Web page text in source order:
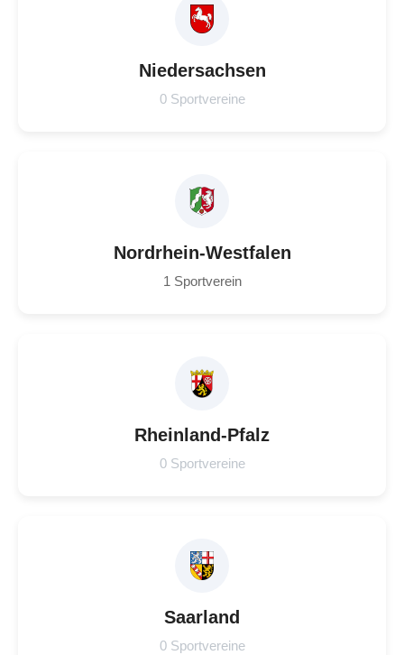
Niedersachsen
0 Sportvereine
Nordrhein-Westfalen
1 Sportverein
Rheinland-Pfalz
0 Sportvereine
Saarland
0 Sportvereine